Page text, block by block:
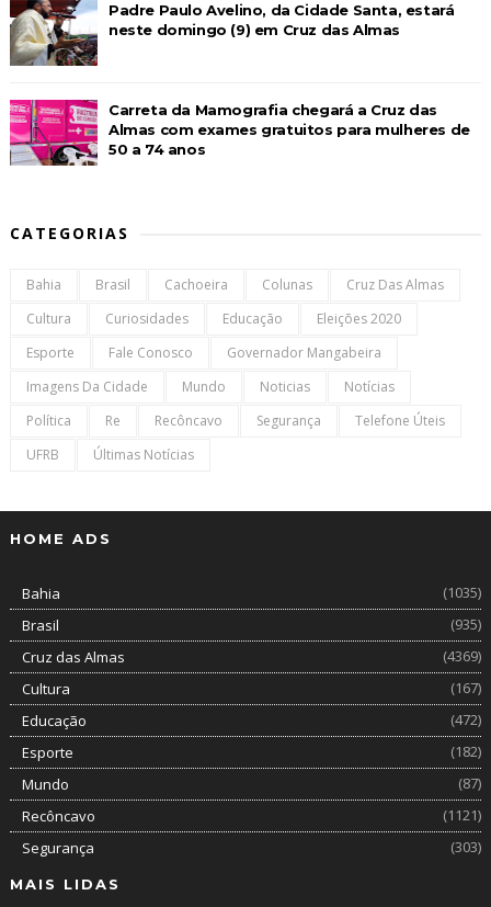
Padre Paulo Avelino, da Cidade Santa, estará
neste domingo (9) em Cruz das Almas
Carreta da Mamografia chegará a Cruz das
Almas com exames gratuitos para mulheres de
50 a 74 anos
CATEGORIAS
Bahia Brasil Cachoeira Colunas
Cruz Das Almas
Cultura
Curiosidades Educação
Eleições 2020
Esporte
Fale Conosco
Governador Mangabeira
Imagens Da Cidade
Mundo Noticias
Notícias
Política
Re Recôncavo Segurança
Telefone Úteis
UFRB
Últimas Notícias
HOME ADS
Bahia
(1035)
Brasil
(935)
Cruz das Almas
(4369)
Cultura
(167)
Educação
(472)
Esporte
(182)
Mundo
(87)
Recôncavo
(1121)
Segurança
(303)
MAIS LIDAS